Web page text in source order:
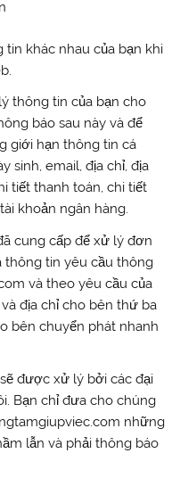
khác nhau của bạn khi
thông tin của bạn cho
báo sau này và để
giới hạn thông tin cá
sinh, email, địa chỉ, địa
tiết thanh toán, chi tiết
khoản ngân hàng.
cung cấp để xử lý đơn
thông tin yêu cầu thông
và theo yêu cầu của
địa chỉ cho bên thứ ba
bên chuyển phát nhanh
được xử lý bởi các đại
Bạn chỉ đưa cho chúng
những
lẫn và phải thông báo